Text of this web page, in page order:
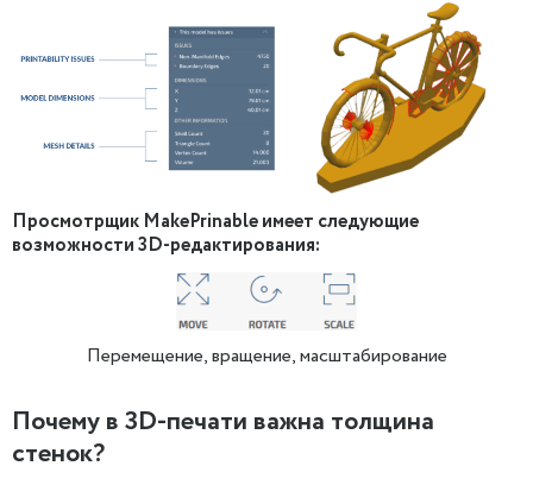
Просмотрщик MakePrinable имеет следующие
возможности 3D-редактирования:
Перемещение, вращение, масштабирование
Почему в 3D-печати важна толщина
стенок?